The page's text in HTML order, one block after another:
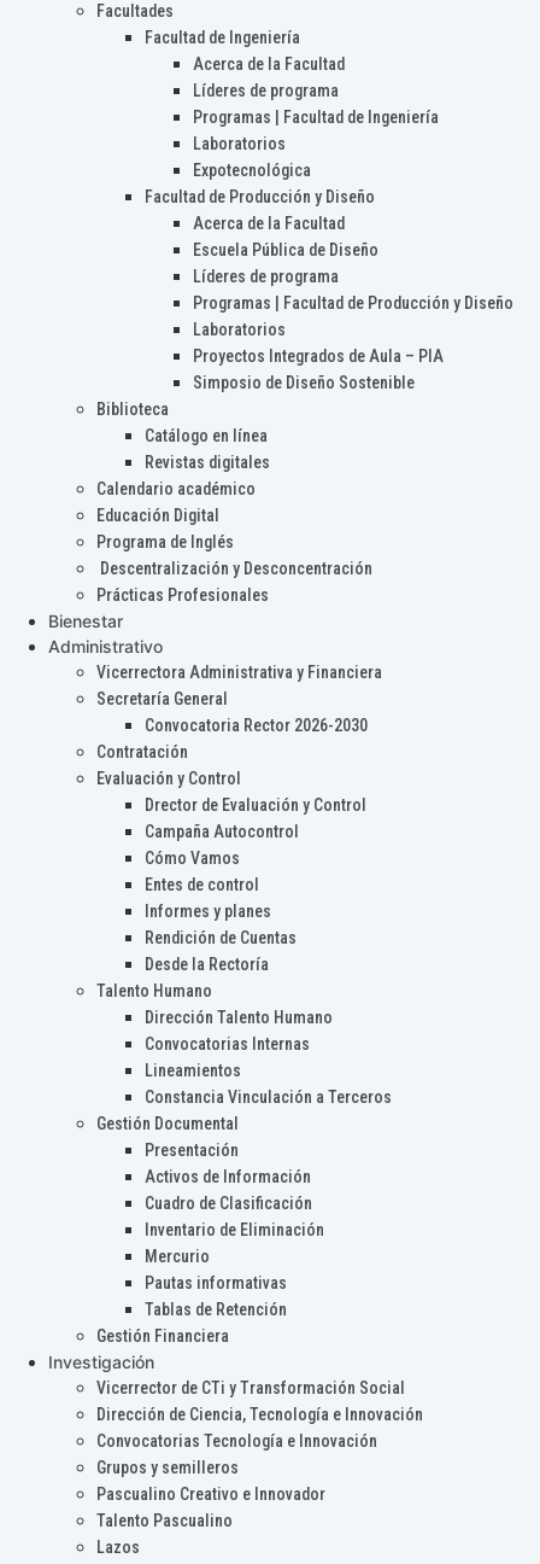
Facultades
Facultad de Ingeniería
Acerca de la Facultad
Líderes de programa
Programas | Facultad de Ingeniería
Laboratorios
Expotecnológica
Facultad de Producción y Diseño
Acerca de la Facultad
Escuela Pública de Diseño
Líderes de programa
Programas | Facultad de Producción y Diseño
Laboratorios
Proyectos Integrados de Aula – PIA
Simposio de Diseño Sostenible
Biblioteca
Catálogo en línea
Revistas digitales
Calendario académico
Educación Digital
Programa de Inglés
Descentralización y Desconcentración
Prácticas Profesionales
Bienestar
Administrativo
Vicerrectora Administrativa y Financiera
Secretaría General
Convocatoria Rector 2026-2030
Contratación
Evaluación y Control
Drector de Evaluación y Control
Campaña Autocontrol
Cómo Vamos
Entes de control
Informes y planes
Rendición de Cuentas
Desde la Rectoría
Talento Humano
Dirección Talento Humano
Convocatorias Internas
Lineamientos
Constancia Vinculación a Terceros
Gestión Documental
Presentación
Activos de Información
Cuadro de Clasificación
Inventario de Eliminación
Mercurio
Pautas informativas
Tablas de Retención
Gestión Financiera
Investigación
Vicerrector de CTi y Transformación Social
Dirección de Ciencia, Tecnología e Innovación
Convocatorias Tecnología e Innovación
Grupos y semilleros
Pascualino Creativo e Innovador
Talento Pascualino
Lazos